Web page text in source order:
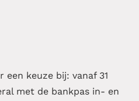
keuze bij: vanaf 31
met de bankpas in- en